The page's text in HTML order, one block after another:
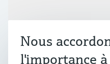
Industries
Nous
l'importance